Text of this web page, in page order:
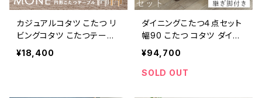
カジュアルコタツ こたつ リ
ビングコタツ こたつテーブ
ル ローテーブル リビングテ
ーブル 木製 幅68
¥18,400
ダイニングこたつ４点セット
幅90 こたつ コタツ ダイニ
ングチェア こたつテーブル
こたつ布団 新生活 模様替
え 一人暮らし
¥94,700
SOLD OUT